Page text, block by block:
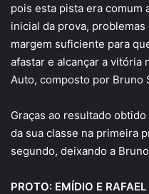
pois esta pista era comum
inicial da prova,
margem suficiente para
afastar e alcançar a vitória
Auto, composto por Bruno
Graças ao resultado
da sua classe na primeira
segundo, deixando a
PROTO: EMÍDIO E